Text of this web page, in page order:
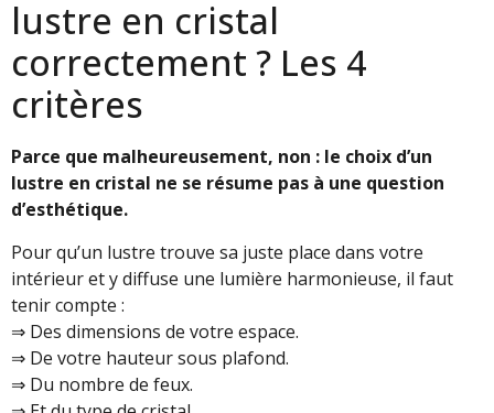
lustre en cristal
correctement ? Les 4
critères
Parce que malheureusement, non : le choix d’un
lustre en cristal ne se résume pas à une question
d’esthétique.
Pour qu’un lustre trouve sa juste place dans votre
intérieur et y diffuse une lumière harmonieuse, il faut
tenir compte :
⇒ Des dimensions de votre espace.
⇒ De votre hauteur sous plafond.
⇒ Du nombre de feux.